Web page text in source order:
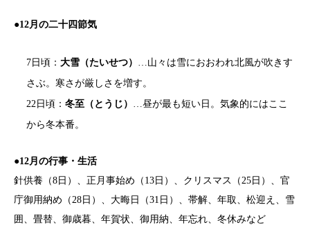
●12月の二十四節気
7日頃：大雪（たいせつ）
…山々は雪におおわれ北風が吹きす
さぶ。寒さが厳しさを増す。
22日頃：冬至（とうじ）
…昼が最も短い日。気象的にはここ
から冬本番。
●12月の行事・生活
針供養（8日）、正月事始め（13日）、クリスマス（25日）、官
庁御用納め（28日）、大晦日（31日）、帯解、年取、松迎え、雪
囲、畳替、御歳暮、年賀状、御用納、年忘れ、冬休みなど